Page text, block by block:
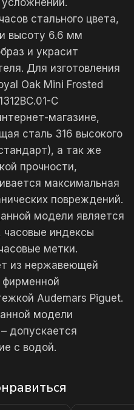
стального цвета,
высоту 6.6 мм
и украсит
Для изготовления
Oak Mini Frosted
C
магазине,
сталь 316 высокого
а так же
прочности,
максимальная
повреждений.
модели является
часовые индексы
метки.
из нержавеющей
фирменной
Audemars Piguet.
модели
допускается
с водой.